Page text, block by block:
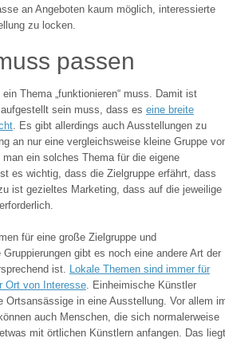
an Angeboten kaum möglich, interessierte
zu locken.
passen
Thema „funktionieren“ muss. Damit ist
sein muss, dass es eine breite
. Es gibt allerdings auch Ausstellungen zu
an nur eine vergleichsweise kleine Gruppe
ein solches Thema für die eigene
es wichtig, dass die Zielgruppe erfährt, dass
ist gezieltes Marketing, dass auf die jeweilige
für eine große Zielgruppe und
gibt es noch eine andere Art der
ist. Lokale Themen sind immer für
Ort von Interesse. Einheimische Künstler
Ortsansässige in eine Ausstellung. Vor allem
auch Menschen, die sich normalerweise
mit örtlichen Künstlern anfangen. Das liegt